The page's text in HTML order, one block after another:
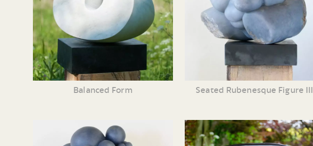
Balanced Form Seated Rubenesque Figure III